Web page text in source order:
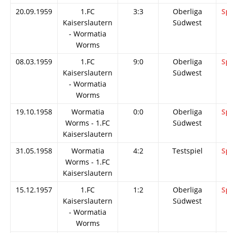
20.09.1959
1.FC
Kaiserslautern
- Wormatia
Worms
3:3
Oberliga
Südwest
08.03.1959
1.FC
Kaiserslautern
- Wormatia
Worms
9:0
Oberliga
Südwest
19.10.1958
Wormatia
Worms - 1.FC
Kaiserslautern
0:0
Oberliga
Südwest
31.05.1958
Wormatia
Worms - 1.FC
Kaiserslautern
4:2 Testspiel
15.12.1957
1.FC
Kaiserslautern
- Wormatia
Worms
1:2
Oberliga
Südwest